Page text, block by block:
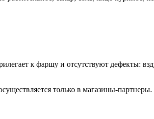
к фаршу и отсутствуют дефекты:
только в магазины-